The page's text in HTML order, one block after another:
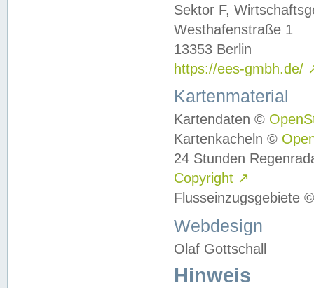
Sektor F,
Westhafenstraße 1
13353 Berlin
https://ees-gmbh.de/
Kartenmaterial
Kartendaten ©
Kartenkacheln ©
24 Stunden
Copyright ↗
Flusseinzugsgebiete
Webdesign
Olaf Gottschall
Hinweis